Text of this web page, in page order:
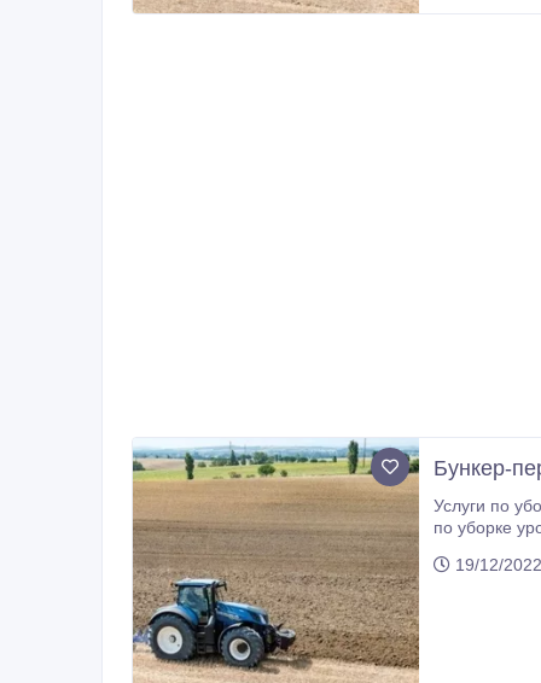
Бункер-
Услуги по
по уборке урожая комбайнами, обработка
19/12/2022